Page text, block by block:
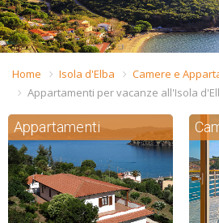
Home Isola d'Elba
Camere e
Appartamenti per vacanze all'Isola
Appartamenti